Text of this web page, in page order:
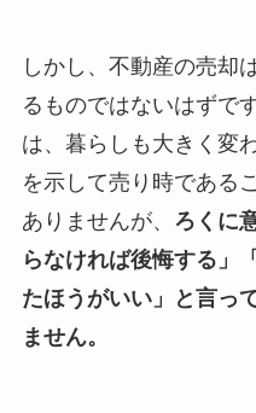
しかし、不動産の売却
るものではないはずで
は、暮らしも大きく変
を示して売り時である
ありませんが、 ろくに
らなければ後悔する」
たほうがいい」と言っ
ません。